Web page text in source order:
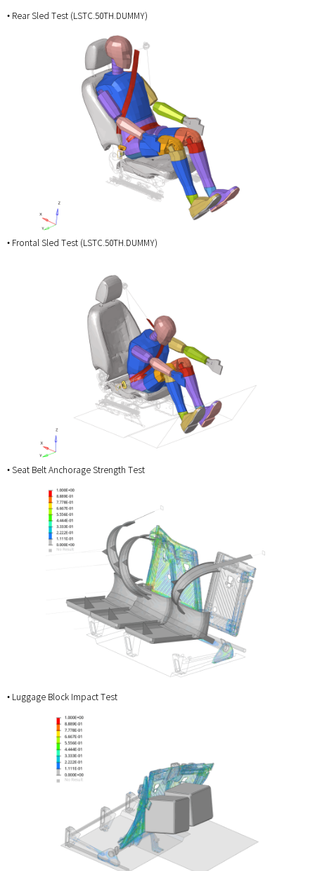
• Rear Sled Test (LSTC.50TH.DUMMY)
• Frontal Sled Test (LSTC.50TH.DUMMY)
• Seat Belt Anchorage Strength Test
• Luggage Block Impact Test